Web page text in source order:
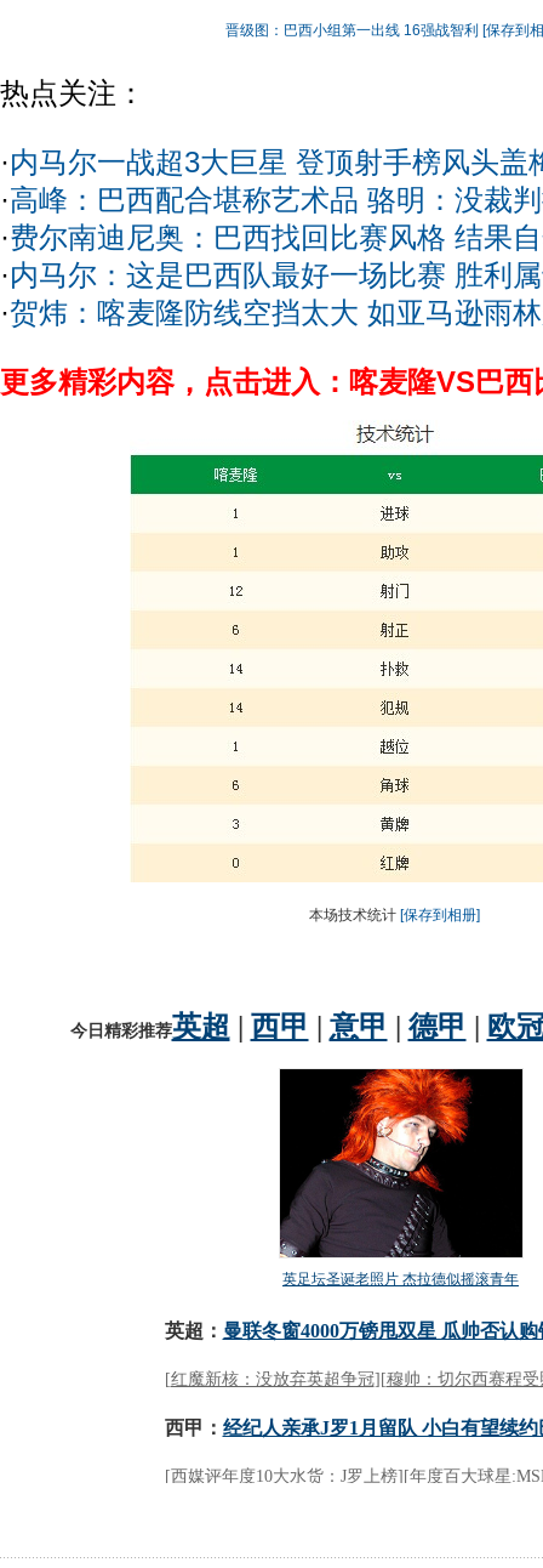
晋级图：巴西小组第一出线 16强战智利 [保存到
热点关注：
·内马尔一战超3大巨星 登顶射手榜风头盖
·高峰：巴西配合堪称艺术品 骆明：没裁
·费尔南迪尼奥：巴西找回比赛风格 结果
·内马尔：这是巴西队最好一场比赛 胜利
·贺炜：喀麦隆防线空挡太大 如亚马逊雨
更多精彩内容，点击进入：喀麦隆VS巴西
本场技术统计 [保存到相册]